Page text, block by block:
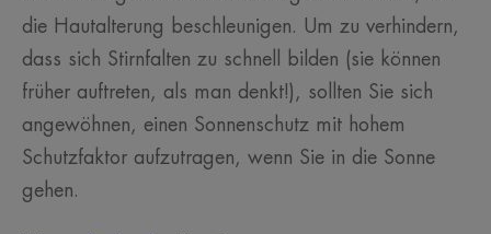
die Hautalterung beschleunigen. Um zu verhindern,
dass sich Stirnfalten zu schnell bilden (sie können
früher auftreten, als man denkt!), sollten Sie sich
angewöhnen, einen Sonnenschutz mit hohem
Schutzfaktor aufzutragen, wenn Sie in die Sonne
gehen.